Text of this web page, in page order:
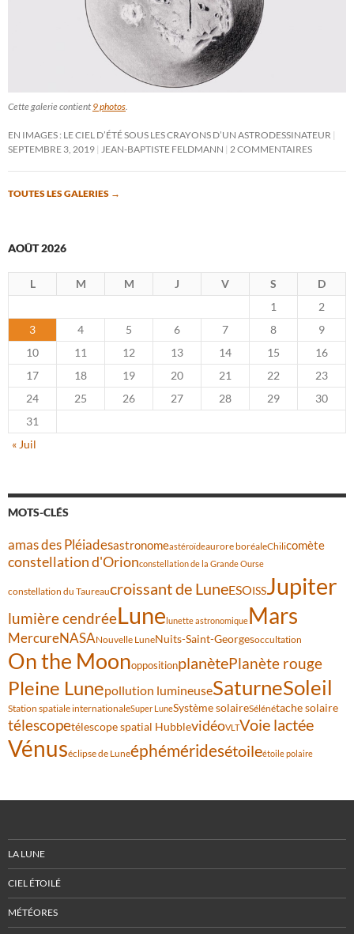
Cette galerie contient 9 photos.
EN IMAGES : LE CIEL D’ÉTÉ SOUS LES CRAYONS D’UN ASTRODESSINATEUR
SEPTEMBRE 3, 2019 JEAN-BAPTISTE FELDMANN 2 COMMENTAIRES
TOUTES LES GALERIES →
AOÛT 2026
L M M J V S
D
1
2
3
4 5 6 7 8
9
10
11 12 13 14 15
16
17
18 19 20 21 22
23
24
25 26 27 28 29
30
31
« Juil
MOTS-CLÉS
amas des Pléiadesastronomeastéroïdeaurore boréaleChilicomète
constellation d'Orionconstellation de la Grande Ourse
constellation du Taureaucroissant de LuneESOISSJupiter
lumière cendréeLune lunette astronomiqueMars
MercureNASANouvelle LuneNuits-Saint-Georgesoccultation
On the MoonoppositionplanètePlanète rouge
Pleine Lunepollution lumineuseSaturneSoleil
Station spatiale internationaleSuper LuneSystème solaireSélénétache solaire
télescopetélescope spatial HubblevidéoVLTVoie lactée
Vénuséclipse de Luneéphéméridesétoileétoile polaire
LA LUNE
CIEL ÉTOILÉ
MÉTÉORES